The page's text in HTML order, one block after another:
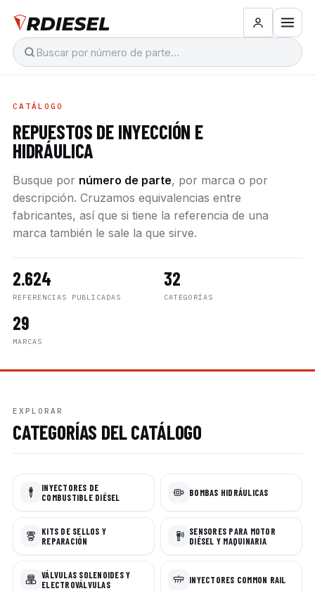
CATÁLOGO
REPUESTOS DE INYECCIÓN E
HIDRÁULICA
Busque por número de parte, por marca o por
descripción. Cruzamos equivalencias entre
fabricantes, así que si tiene la referencia de una
marca también le sale la que sirve.
2.624
REFERENCIAS PUBLICADAS
32
CATEGORÍAS
29
MARCAS
EXPLORAR
CATEGORÍAS DEL CATÁLOGO
INYECTORES DE
COMBUSTIBLE DIÉSEL
BOMBAS HIDRÁULICAS
KITS DE SELLOS Y
REPARACIÓN
SENSORES PARA MOTOR
DIÉSEL Y MAQUINARIA
VÁLVULAS SOLENOIDES Y
ELECTROVÁLVULAS
INYECTORES COMMON RAIL